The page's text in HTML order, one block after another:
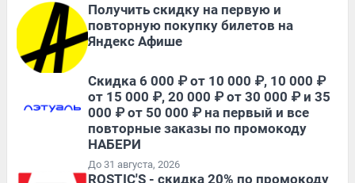
Получить скидку на первую и
повторную покупку билетов на
Яндекс Афише
Скидка 6 000 ₽ от 10 000 ₽, 10 000 ₽
от 15 000 ₽, 20 000 ₽ от 30 000 ₽ и 35
000 ₽ от 50 000 ₽ на первый и все
повторные заказы по промокоду
НАБЕРИ
До 31 августа, 2026
ROSTIC'S - скидка 20% по промокоду